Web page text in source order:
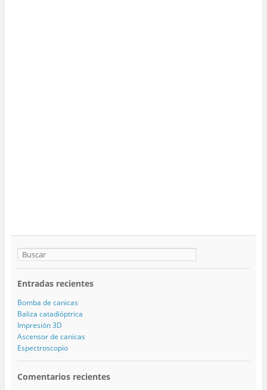
Entradas recientes
Bomba de canicas
Baliza catadióptrica
Impresión 3D
Ascensor de canicas
Espectroscopio
Comentarios recientes